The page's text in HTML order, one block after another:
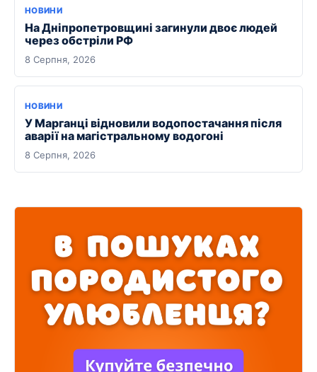
НОВИНИ
На Дніпропетровщині загинули двоє людей
через обстріли РФ
8 Серпня, 2026
НОВИНИ
У Марганці відновили водопостачання після
аварії на магістральному водогоні
8 Серпня, 2026